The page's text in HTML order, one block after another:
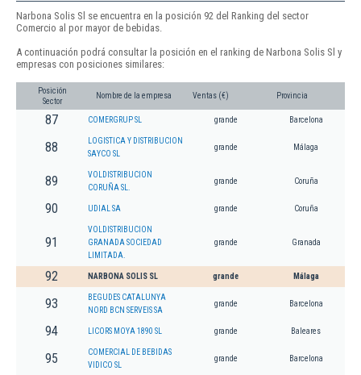
Narbona Solis Sl se encuentra en la posición 92 del Ranking del sector
Comercio al por mayor de bebidas.
A continuación podrá consultar la posición en el ranking de Narbona Solis Sl y
empresas con posiciones similares:
Posición
Sector
Nombre de la empresa Ventas (€) Provincia
87 COMERGRUP SL grande Barcelona
88
LOGISTICA Y DISTRIBUCION
SAYCO SL
grande Málaga
89
VOLDISTRIBUCION
CORUÑA SL.
grande Coruña
90 UDIAL SA grande Coruña
91
VOLDISTRIBUCION
GRANADA SOCIEDAD
LIMITADA.
grande Granada
92 NARBONA SOLIS SL grande Málaga
93
BEGUDES CATALUNYA
NORD BCN SERVEIS SA
grande Barcelona
94 LICORS MOYA 1890 SL grande Baleares
95
COMERCIAL DE BEBIDAS
VIDICO SL
grande Barcelona